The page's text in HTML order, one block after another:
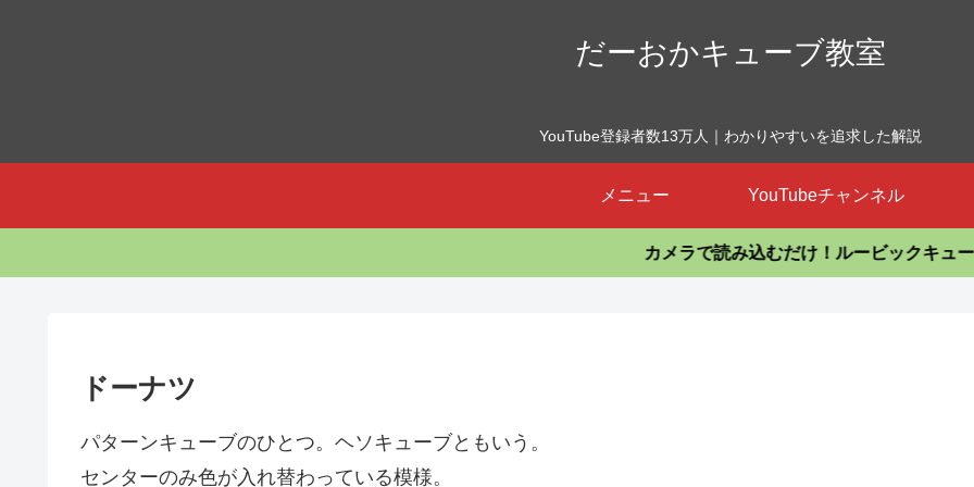
だーおかキューブ教室
YouTube登録者数13万人｜わかりやすいを追求した解説
メニュー YouTubeチャンネル
カメラで読み込むだけ！ルービックキューブを揃える
ドーナツ
パターンキューブのひとつ。ヘソキューブともいう。
センターのみ色が入れ替わっている模様。